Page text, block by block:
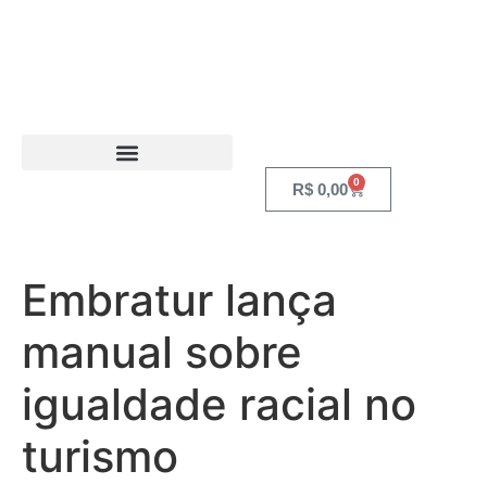
R$ 0,00 0
Embratur lança
manual sobre
igualdade racial no
turismo